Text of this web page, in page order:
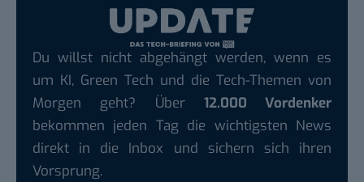
Du willst nicht abgehängt werden, wenn es
um KI, Green Tech und die Tech-Themen von
Morgen geht? Über 12.000 Vordenker
bekommen jeden Tag die wichtigsten News
direkt in die Inbox und sichern sich ihren
Vorsprung.